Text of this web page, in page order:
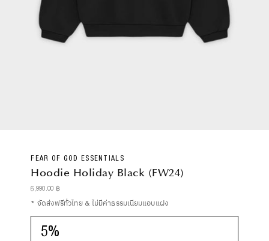
FEAR OF GOD ESSENTIALS
Hoodie Holiday Black (FW24)
Regular
Price
6,990.00 ฿
* จัดส่งฟรีทั่วไทย & ไม่มีค่าธรรมเนียมแอบแฝง
5%